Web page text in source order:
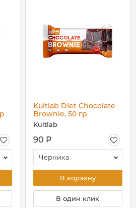
Kultlab Diet Chocolate
Brownie, 50 гр
Kultlab
90 Р
Черника
В корзину
В один клик